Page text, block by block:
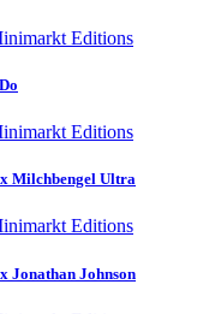
Milchbengel Ultra
Jonathan Johnson